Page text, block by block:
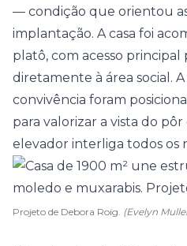
— condição que orientou
implantação. Acasa foi
platô, com acesso
diretamente à área social.
convivência foram
para valorizar a vista do
elevador interliga todos os
Projeto de Debora Roig. (Evelyn